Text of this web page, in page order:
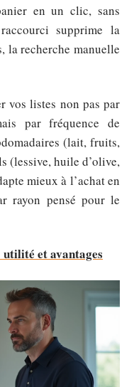
en un clic, sans
supprime la
la recherche manuelle
vos listes non pas par
par fréquence de
(lait, fruits,
(lessive, huile d’olive,
mieux à l’achat en
rayon pensé pour le
et avantages